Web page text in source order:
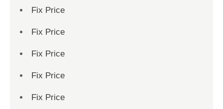
Fix Price
Fix Price
Fix Price
Fix Price
Fix Price